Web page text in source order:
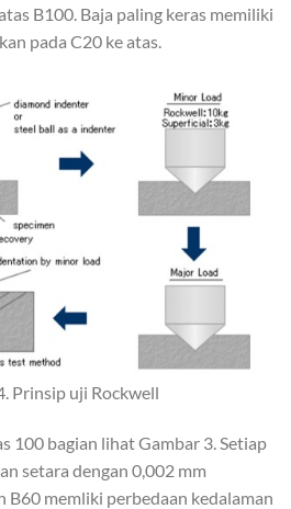
B100. Baja paling keras memiliki
pada C20 ke atas.
Prinsip uji Rockwell
100 bagian lihat Gambar 3. Setiap
setara dengan 0,002 mm
B60 memliki perbedaan kedalaman